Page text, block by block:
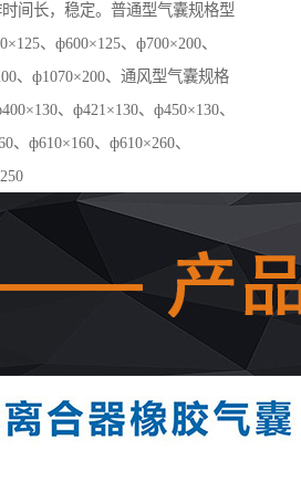
间长，稳定。普通型气囊规格型
、ф600×125、ф700×200、
、ф1070×200、通风型气囊规格
、ф421×130、ф450×130、
、ф610×160、ф610×260、